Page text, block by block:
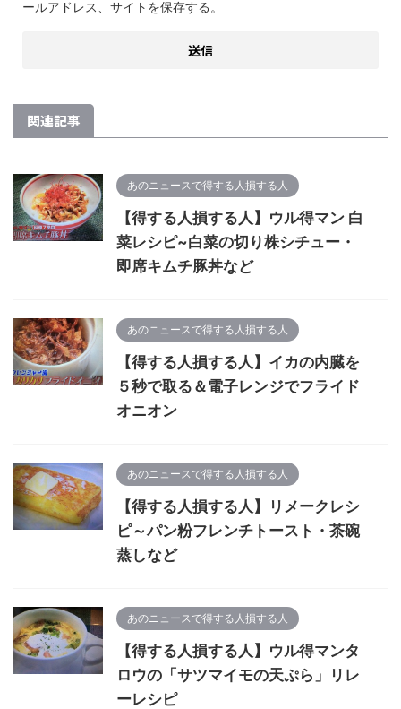
ールアドレス、サイトを保存する。
関連記事
あのニュースで得する人損する人
【得する人損する人】ウル得マン 白
菜レシピ~白菜の切り株シチュー・
即席キムチ豚丼など
あのニュースで得する人損する人
【得する人損する人】イカの内臓を
５秒で取る＆電子レンジでフライド
オニオン
あのニュースで得する人損する人
【得する人損する人】リメークレシ
ピ～パン粉フレンチトースト・茶碗
蒸しなど
あのニュースで得する人損する人
【得する人損する人】ウル得マンタ
ロウの「サツマイモの天ぷら」リレ
ーレシピ